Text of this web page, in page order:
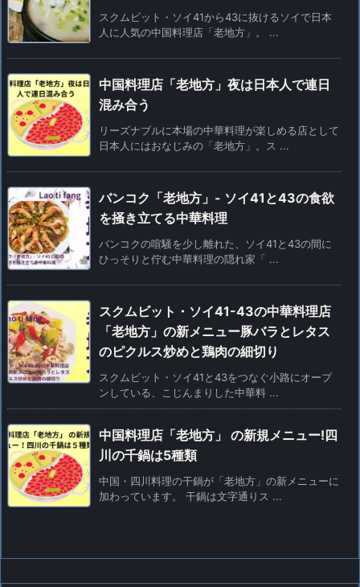
スクムビット・ソイ41から43に抜けるソイで日本
人に人気の中国料理店「老地方」。 ...
中国料理店「老地方」夜は日本人で連日
混み合う
リーズナブルに本場の中華料理が楽しめる店として
日本人にはおなじみの「老地方」。ス ...
バンコク「老地方」- ソイ41と43の食欲
を掻き立てる中華料理
バンコクの喧騒を少し離れた、ソイ41と43の間に
ひっそりと佇む中華料理の隠れ家「 ...
スクムビット・ソイ41-43の中華料理店
「老地方」の新メニュー豚バラとレタス
のピクルス炒めと鶏肉の細切り
スクムビット・ソイ41と43をつなぐ小路にオープ
ンしている、こじんまりした中華料 ...
中国料理店「老地方」 の新規メニュー!四
川の千鍋は5種類
中国・四川料理の干鍋が「老地方」の新メニューに
加わっています。 干鍋は文字通りス ...